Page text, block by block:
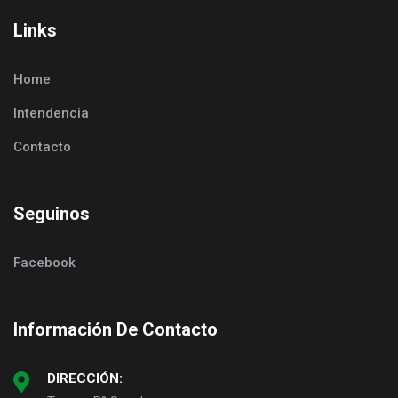
Links
Home
Intendencia
Contacto
Seguinos
Facebook
Información De Contacto
DIRECCIÓN: